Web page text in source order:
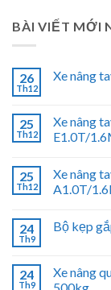
BÀI VIẾT MỚI
26
Th12
Xe nâng
25
Th12
Xe nâng
E1.0T/
25
Th12
Xe nâng
A1.0T/
24
Th9
Bộ kẹp
24
Th9
Xe nâng